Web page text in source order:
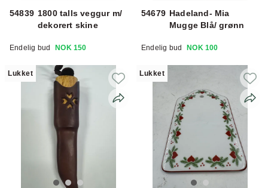
54839 1800 talls veggur m/
dekorert skine
Endelig bud NOK 150
54679 Hadeland- Mia
Mugge Blå/ grønn
Endelig bud NOK 100
Lukket Lukket